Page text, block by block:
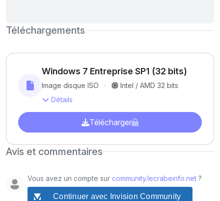
Téléchargements
Windows 7 Entreprise SP1 (32 bits)
Image disque ISO
Intel / AMD 32 bits
Détails
Télécharger
Avis et commentaires
Vous avez un compte sur community.lecrabeinfo.net ?
Continuer avec Invision Community